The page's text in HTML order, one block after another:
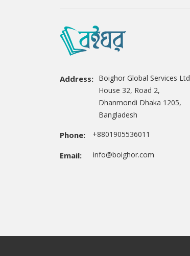
Address: Boighor Global Services Ltd
House 32, Road 2,
Dhanmondi Dhaka 1205,
Bangladesh
Phone: +8801905536011
Email: info@boighor.com